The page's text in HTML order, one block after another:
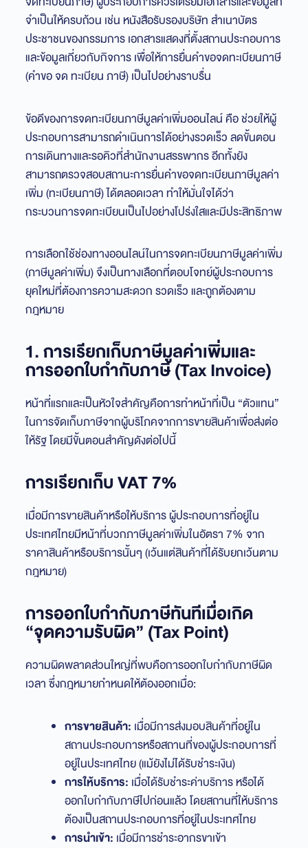
จำเป็นให้ครบถ้วน เช่น หนังสือรับรองบริษัท สำเนาบัตร
ประชาชนของกรรมการ เอกสารแสดงที่ตั้งสถานประกอบการ
และข้อมูลเกี่ยวกับกิจการ เพื่อให้การยื่นคำขอจดทะเบียนภาษี
(คำขอ จด ทะเบียน ภาษี) เป็นไปอย่างราบรื่น
ข้อดีของการจดทะเบียนภาษีมูลค่าเพิ่มออนไลน์ คือ ช่วยให้ผู้
ประกอบการสามารถดำเนินการได้อย่างรวดเร็ว ลดขั้นตอน
การเดินทางและรอคิวที่สำนักงานสรรพากร อีกทั้งยัง
สามารถตรวจสอบสถานะการยื่นคำขอจดทะเบียนภาษีมูลค่า
เพิ่ม (ทะเบียนภาษี) ได้ตลอดเวลา ทำให้มั่นใจได้ว่า
กระบวนการจดทะเบียนเป็นไปอย่างโปร่งใสและมีประสิทธิภาพ
การเลือกใช้ช่องทางออนไลน์ในการจดทะเบียนภาษีมูลค่าเพิ่ม
(ภาษีมูลค่าเพิ่ม) จึงเป็นทางเลือกที่ตอบโจทย์ผู้ประกอบการ
ยุคใหม่ที่ต้องการความสะดวก รวดเร็ว และถูกต้องตาม
กฎหมาย
1. การเรียกเก็บภาษีมูลค่าเพิ่มและ
การออกใบกำกับภาษี (Tax Invoice)
หน้าที่แรกและเป็นหัวใจสำคัญคือการทำหน้าที่เป็น “ตัวแทน”
ในการจัดเก็บภาษีจากผู้บริโภคจากการขายสินค้าเพื่อส่งต่อ
ให้รัฐ โดยมีขั้นตอนสำคัญดังต่อไปนี้
การเรียกเก็บ VAT 7%
เมื่อมีการขายสินค้าหรือให้บริการ ผู้ประกอบการที่อยู่ใน
ประเทศไทยมีหน้าที่บวกภาษีมูลค่าเพิ่มในอัตรา 7% จาก
ราคาสินค้าหรือบริการนั้นๆ (เว้นแต่สินค้าที่ได้รับยกเว้นตาม
กฎหมาย)
การออกใบกำกับภาษีทันทีเมื่อเกิด
“จุดความรับผิด” (Tax Point)
ความผิดพลาดส่วนใหญ่ที่พบคือการออกใบกำกับภาษีผิด
เวลา ซึ่งกฎหมายกำหนดให้ต้องออกเมื่อ:
การขายสินค้า: เมื่อมีการส่งมอบสินค้าที่อยู่ใน
สถานประกอบการหรือสถานที่ของผู้ประกอบการที่
อยู่ในประเทศไทย (แม้ยังไม่ได้รับชำระเงิน)
การให้บริการ: เมื่อได้รับชำระค่าบริการ หรือได้
ออกใบกำกับภาษีไปก่อนแล้ว โดยสถานที่ให้บริการ
ต้องเป็นสถานประกอบการที่อยู่ในประเทศไทย
การนำเข้า: เมื่อมีการชำระอากรขาเข้า